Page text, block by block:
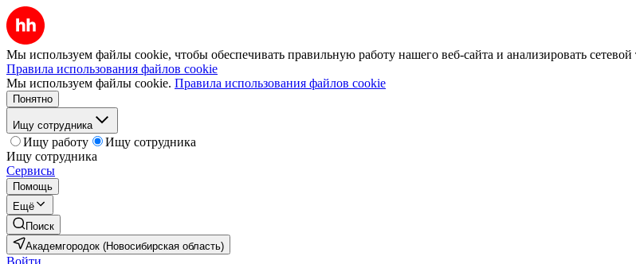
Мы используем файлы cookie, чтобы обеспечивать правильную работу нашего веб-сайта и анализировать сетевой
Правила использования файлов cookie
Мы используем файлы cookie. Правила использования файлов cookie
Понятно
Ищу сотрудника
Ищу работу
Ищу сотрудника
Ищу сотрудника
Сервисы
Помощь
Ещё
Поиск
Академгородок (Новосибирская область)
Войти